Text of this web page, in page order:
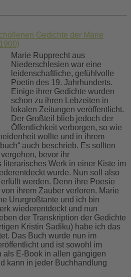
Gedichte der Marie
Marie Rupprecht aus
Niederschlesien war eine
leidenschaftliche, gefühlvolle
Poetin des 19. Jahrhunderts.
Einige ihrer Gedichte wurden
schon zu ihren Lebzeiten in
lokalen Zeitungen veröffentlicht.
Der Großteil blieb jedoch der
Öffentlichkeit verborgen, so wie
wollte und in ihrem
auch beschrieb. Es sollten
bevor ihr
literarisches Werk in einer Kiste im
wurde. Nun soll also
werden. Denn ihre Poesie
ihrem Zauber verloren. Marie
Ururgroßtante und ich bin
wiederentdeckt und nun
der Transkription der Gedichte
Kristin Sadiku) habe ich das
Das Buch wurde nun im
und ist sowohl im
als E-Book in allen gängigen
kann in jeder Buchhandlung